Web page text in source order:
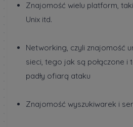
Znajomość wielu platform,
Unix itd.
Networking, czyli znajomość
sieci, tego jak są połączone i
padły ofiarą ataku
Znajomość wyszukiwarek i